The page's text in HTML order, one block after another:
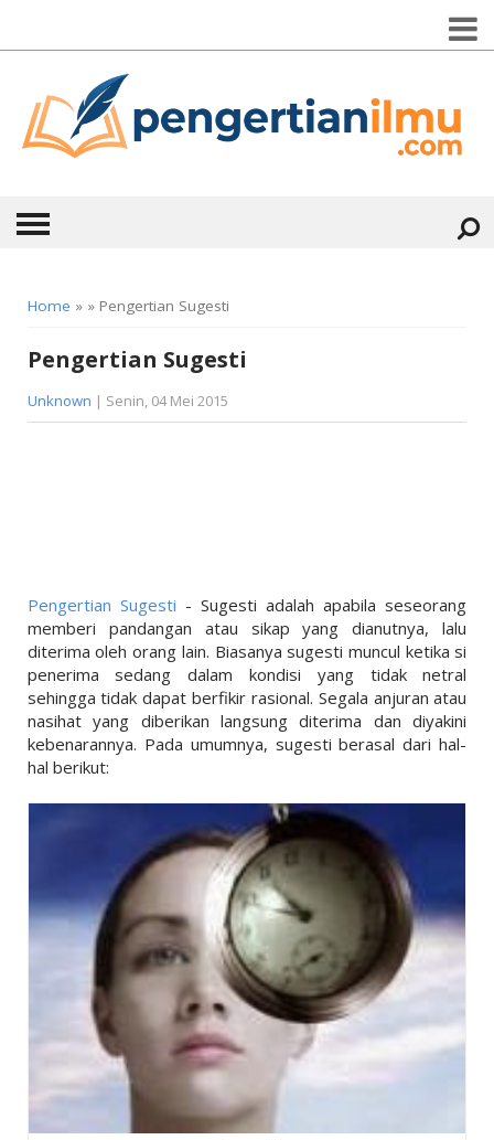
KONTAK
TEKNOLOGI
EKONOMI
OLAHRAGA
SOSIAL
ISLAM
Home » » Pengertian Sugesti
Pengertian Sugesti
Unknown | Senin, 04 Mei 2015
Pengertian Sugesti - Sugesti adalah apabila seseorang
memberi pandangan atau sikap yang dianutnya, lalu
diterima oleh orang lain. Biasanya sugesti muncul ketika si
penerima sedang dalam kondisi yang tidak netral
sehingga tidak dapat berfikir rasional. Segala anjuran atau
nasihat yang diberikan langsung diterima dan diyakini
kebenarannya. Pada umumnya, sugesti berasal dari hal-
hal berikut: